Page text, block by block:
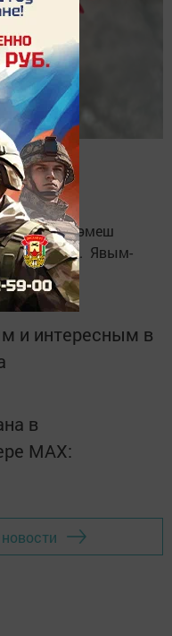
терекөмеш
Явым-
и интересным в
в
MАХ: